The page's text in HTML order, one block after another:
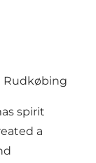
Rudkøbing
spirit
a